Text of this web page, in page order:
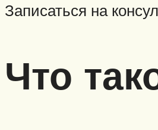
Записаться на
Что